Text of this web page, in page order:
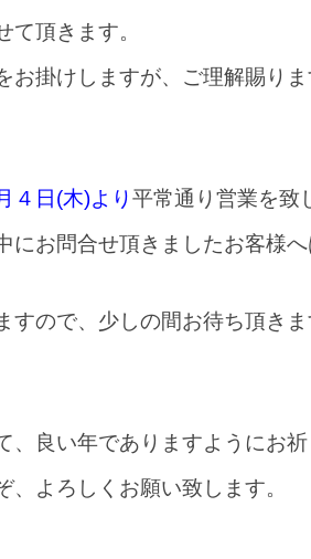
て頂きます。
お掛けしますが、ご理解賜り
４日(木)より平常通り営業を致
にお問合せ頂きましたお客様
すので、少しの間お待ち頂き
、良い年でありますようにお
、よろしくお願い致します。